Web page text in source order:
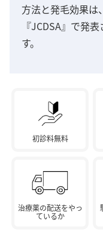
方法と発毛効果は
『JCDSA』で発
す。
初診料無料
治療薬の配送をやっ
ているか